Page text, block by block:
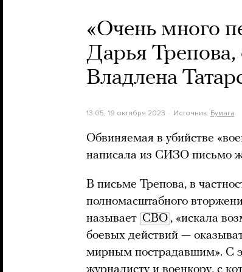
«Очень много
Дарья Трепова,
Владлена
13:05, 19 октября 2023 Источник: Бумага
Обвиняемая в убийстве
написала из СИЗО письмо
В письме Трепова, в
полномасштабного
называет СВО , «искала
боевых действий —
мирным пострадавшим». С
журналисту и военкору, с